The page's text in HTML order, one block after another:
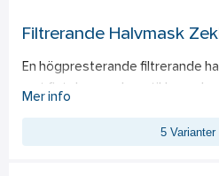
Filtrerande Halvmask
En högpresterande filtrerande
mot fint damm och partiklar
användarvänlighet, mycket god
Mer info
5 Varianter